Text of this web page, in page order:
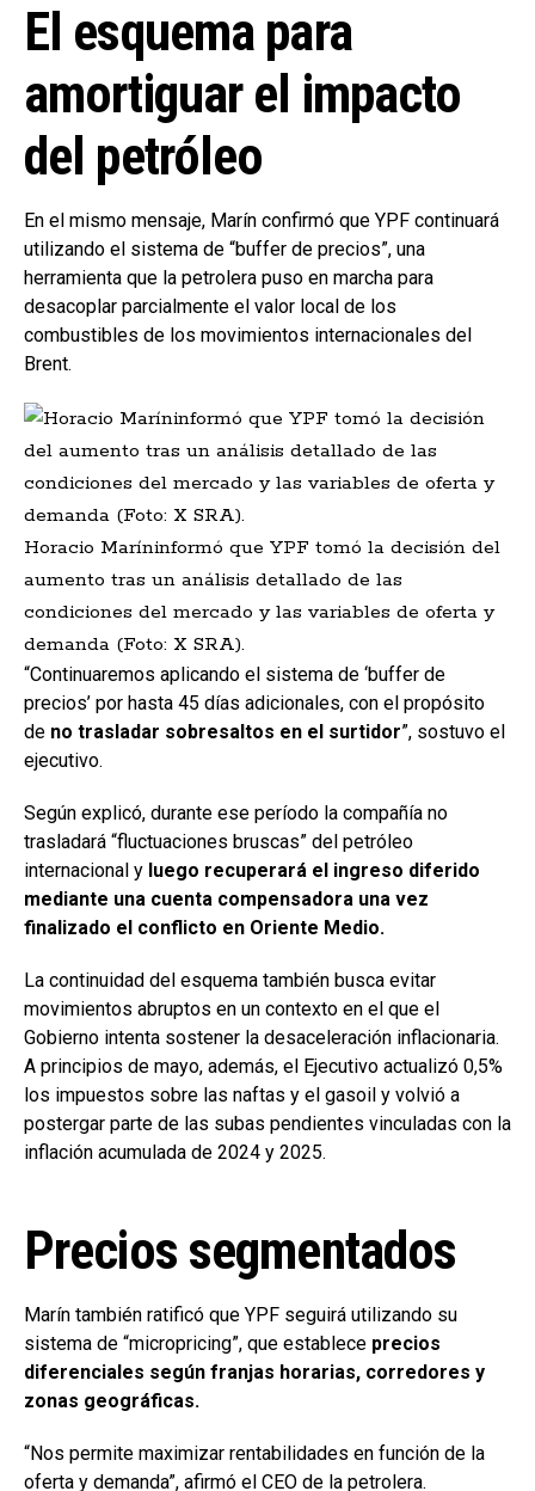
El esquema para
amortiguar el impacto
del petróleo
En el mismo mensaje, Marín confirmó que YPF continuará
utilizando el sistema de “buffer de precios”, una
herramienta que la petrolera puso en marcha para
desacoplar parcialmente el valor local de los
combustibles de los movimientos internacionales del
Brent.
Horacio Maríninformó que YPF tomó la decisión del
aumento tras un análisis detallado de las
condiciones del mercado y las variables de oferta y
demanda (Foto: X SRA).
“Continuaremos aplicando el sistema de ‘buffer de
precios’ por hasta 45 días adicionales, con el propósito
de no trasladar sobresaltos en el surtidor”, sostuvo el
ejecutivo.
Según explicó, durante ese período la compañía no
trasladará “fluctuaciones bruscas” del petróleo
internacional y luego recuperará el ingreso diferido
mediante una cuenta compensadora una vez
finalizado el conflicto en Oriente Medio.
La continuidad del esquema también busca evitar
movimientos abruptos en un contexto en el que el
Gobierno intenta sostener la desaceleración inflacionaria.
A principios de mayo, además, el Ejecutivo actualizó 0,5%
los impuestos sobre las naftas y el gasoil y volvió a
postergar parte de las subas pendientes vinculadas con la
inflación acumulada de 2024 y 2025.
Precios segmentados
Marín también ratificó que YPF seguirá utilizando su
sistema de “micropricing”, que establece precios
diferenciales según franjas horarias, corredores y
zonas geográficas.
“Nos permite maximizar rentabilidades en función de la
oferta y demanda”, afirmó el CEO de la petrolera.